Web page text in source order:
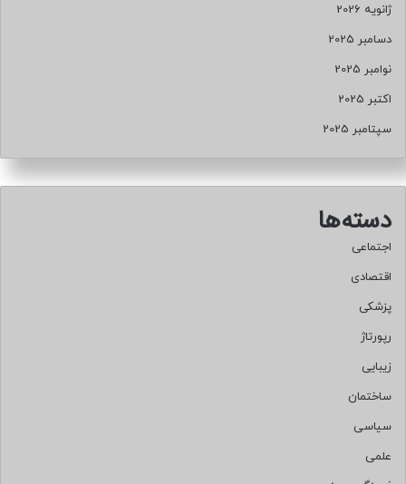
ژانویه 2026
دسامبر 2025
نوامبر 2025
اکتبر 2025
سپتامبر 2025
دسته‌ها
اجتماعی
اقتصادی
پزشکی
رپورتاژ
زیبایی
ساختمان
سیاسی
علمی